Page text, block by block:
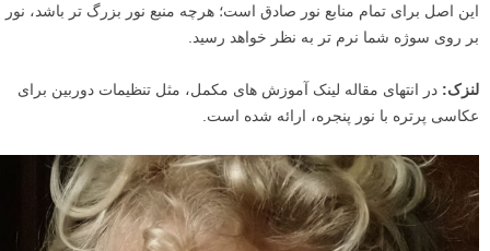
این اصل برای تمام منابع نور صادق است؛ هرچه منبع نور بزرگ تر باشد، نور
بر روی سوژه شما نرم تر به نظر خواهد رسید.
لنزک: در انتهای مقاله لینک آموزش های مکمل، مثل تنظیمات دوربین برای
عکاسی پرتره با نور پنجره، ارائه شده است.